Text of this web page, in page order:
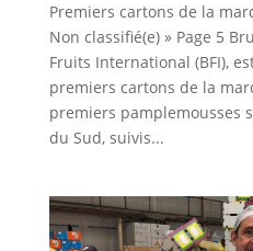
Premiers cartons de la
Non classifié(e) » Page 5
Fruits International (BFI),
premiers cartons de la
premiers pamplemousses
du Sud, suivis...